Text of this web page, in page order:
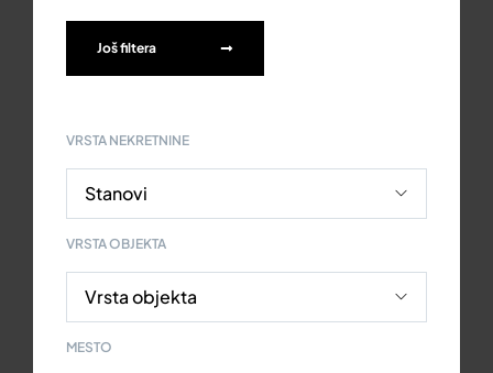
Još filtera
VRSTA NEKRETNINE
VRSTA OBJEKTA
MESTO